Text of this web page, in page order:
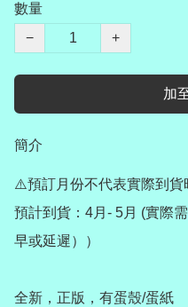
數量
−
+
加
簡介
⚠️預訂月份不代表實際到
預計到貨：4月- 5月 (實際
早或延遲））
全新，正版，有蛋殼/蛋紙